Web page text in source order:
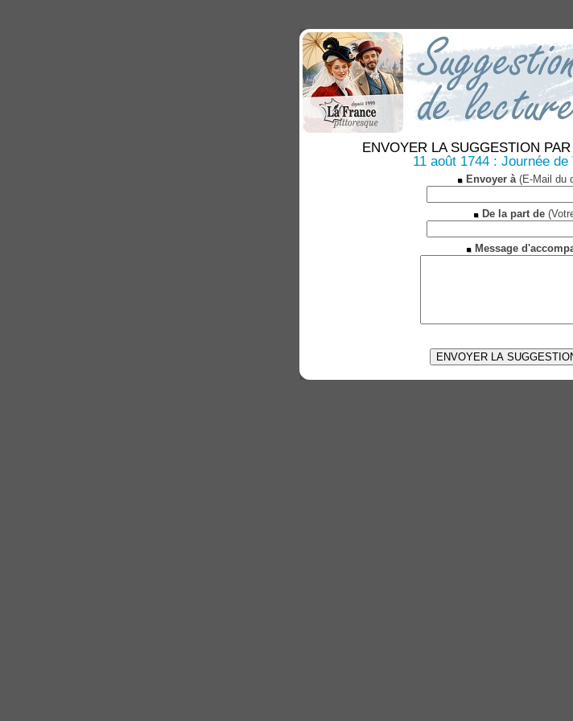
ENVOYER LA SUGGESTION
11 août 1744 : Journée
Envoyer à(E-Mail du
De la part de
Message